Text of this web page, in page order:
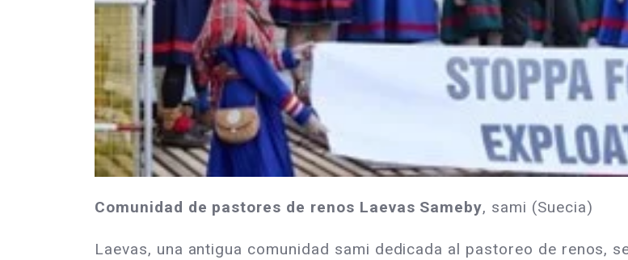
Comunidad de pastores de renos Laevas Sameby, sami (Suecia)
Laevas, una antigua comunidad sami dedicada al pastoreo de renos,